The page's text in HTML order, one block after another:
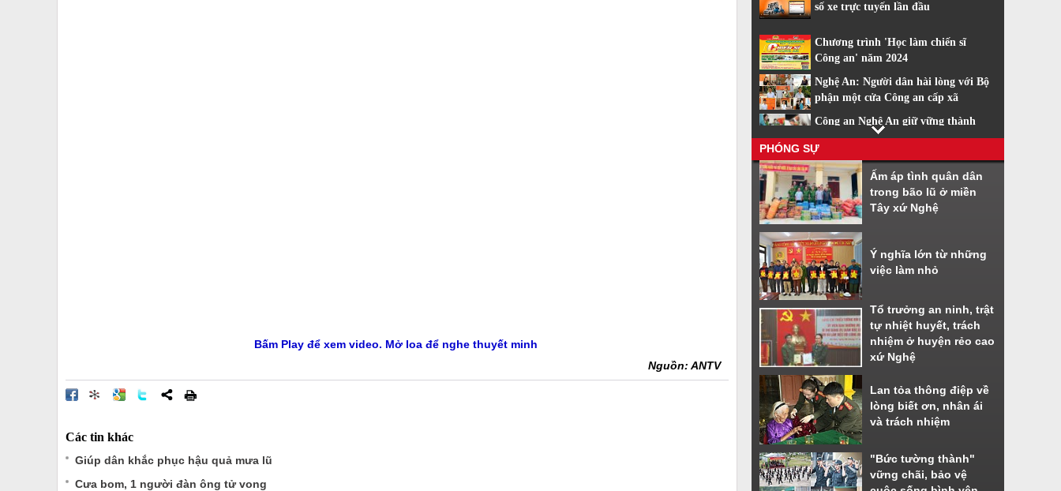
Bấm Play để xem video. Mở loa để nghe thuyết minh
Nguồn: ANTV
Các tin khác
Giúp dân khắc phục hậu quả mưa lũ
Cưa bom, 1 người đàn ông tử vong
số xe trực tuyến lần đầu
Chương trình 'Học làm chiến sĩ
Công an' năm 2024
Nghệ An: Người dân hài lòng với Bộ
phận một cửa Công an cấp xã
Công an Nghệ An giữ vững thành
tích dẫn đầu về cải cách hành chính
Nhiều tiện ích khi sử dụng phần
mềm VNeiD
Cách đăng ký tài khoản định danh
điện tử
PHÓNG SỰ
Ấm áp tình quân dân
trong bão lũ ở miền
Tây xứ Nghệ
Ý nghĩa lớn từ những
việc làm nhỏ
Tổ trưởng an ninh, trật
tự nhiệt huyết, trách
nhiệm ở huyện rẻo cao
xứ Nghệ
Lan tỏa thông điệp về
lòng biết ơn, nhân ái
và trách nhiệm
"Bức tường thành"
vững chãi, bảo vệ